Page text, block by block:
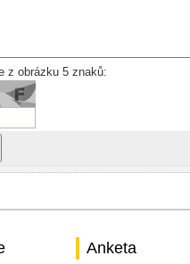
z obrázku 5 znaků:
Anketa